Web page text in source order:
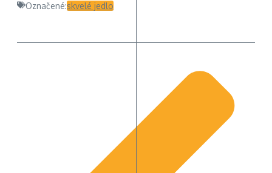
Označené:skvelé jedlo